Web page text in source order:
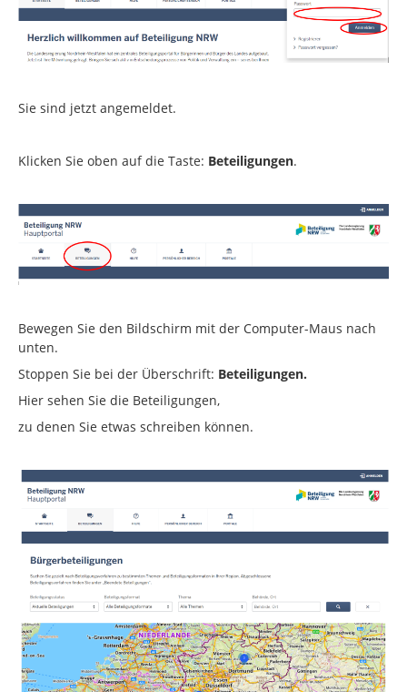
Sie sind jetzt angemeldet.
Klicken Sie oben auf die Taste: Beteiligungen.
Bewegen Sie den Bildschirm mit der Computer-Maus nach
unten.
Stoppen Sie bei der Überschrift: Beteiligungen.
Hier sehen Sie die Beteiligungen,
zu denen Sie etwas schreiben können.